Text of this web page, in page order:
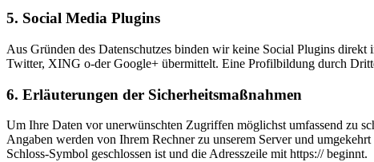
5. Social Media Plugins
Aus Gründen des Datenschutzes binden wir keine Social Plugins
Twitter, XING o-der Google+ übermittelt. Eine Profilbildung durch
6. Erläuterungen der Sicherheitsmaßnahmen
Um Ihre Daten vor unerwünschten Zugriffen möglichst umfassend zu
Angaben werden von Ihrem Rechner zu unserem Server und
Schloss-Symbol geschlossen ist und die Adresszeile mit https:// beginnt.